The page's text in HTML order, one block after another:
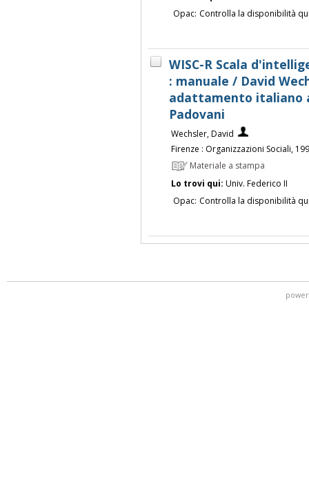
Opac: Controlla la disponibilità
WISC-R Scala
: manuale / David
adattamento italiano
Padovani
Wechsler, David
Firenze : Organizzazioni Sociali,
Materiale a stampa
Lo trovi qui: Univ. Federico II
Opac: Controlla la disponibilità